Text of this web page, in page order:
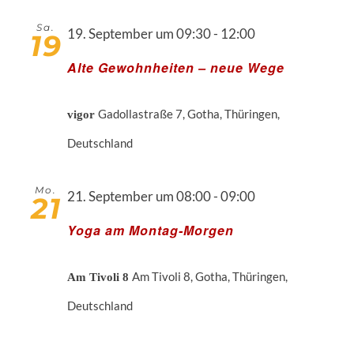
Sa.
19
Alte Gewohnheiten – neue Wege
19. September um 09:30- 12:00
vigorGadollastraße 7, Gotha, Thüringen,
Deutschland
Mo.
21
Yoga am Montag-Morgen
21. September um 08:00-09:00
Am Tivoli 8Am Tivoli 8, Gotha, Thüringen,
Deutschland